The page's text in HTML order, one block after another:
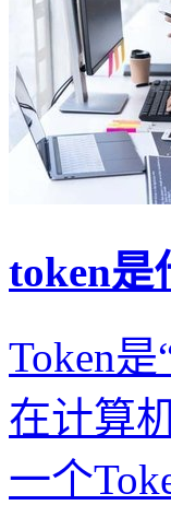
token是
Token
在计算
一个